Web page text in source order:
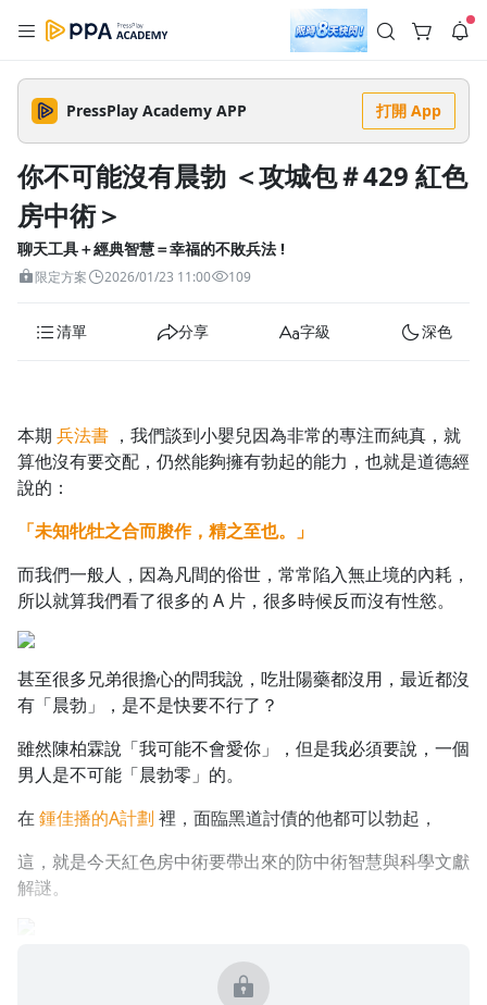
註冊領取 上千元優惠券！
公告
🌞 PPA 避暑津貼．冷氣房升級｜期間快閃活動
2% 點數回饋！🚀 酷暑來襲．偷偷在冷氣房升級 📈⭐️ 【冷氣房
進修 限時開跑】◾單筆滿 NT$2,500 現折 NT$300◾活動期間：
即日起 - 8/13（只有一週）-📣 酷暑季好康 \ 再加碼 /→ 點數回饋
無上限🔥購買任一課程 or 訂閱✅ 消費即享回饋 1% 點數✅ 滿
$5,000 回饋 2% 點數🎁 此為 PPA 官方帳號 Line@ 專屬活動，加
入好友👉 享有「渠道專屬活動」及「個人化推播」！
5 天前
PressPlay Academy APP 打開 App
你不可能沒有晨勃 ＜攻城包＃429 紅色
房中術＞
聊天工具＋經典智慧＝幸福的不敗兵法 !
限定方案 2026/01/23 11:00 109
清單 分享 字級 深色
本期 兵法書 ，我們談到小嬰兒因為非常的專注而純真，就
算他沒有要交配，仍然能夠擁有勃起的能力，也就是道德經
說的：
「未知牝牡之合而朘作，精之至也。」
而我們一般人，因為凡間的俗世，常常陷入無止境的內耗，
所以就算我們看了很多的 A 片，很多時候反而沒有性慾。
甚至很多兄弟很擔心的問我說，吃壯陽藥都沒用，最近都沒
有「晨勃」，是不是快要不行了？
雖然陳柏霖說「我可能不會愛你」，但是我必須要說，一個
男人是不可能「晨勃零」的。
在 鍾佳播的A計劃 裡，面臨黑道討債的他都可以勃起，
這，就是今天紅色房中術要帶出來的防中術智慧與科學文獻
解謎。
--:-- --:--
1.0x
2.0x
1.5x
1.25x
0.75x
追蹤列表
清除全部